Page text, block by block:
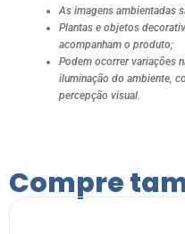
As imagens ambientadas
Plantas e objetos
acompanham o produto;
Podem ocorrer variações
iluminação do ambiente,
percepção visual.
Compre